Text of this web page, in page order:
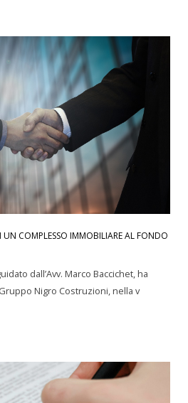
UN COMPLESSO IMMOBILIARE AL FONDO
dall’Avv. Marco Baccichet, ha
Nigro Costruzioni, nella v